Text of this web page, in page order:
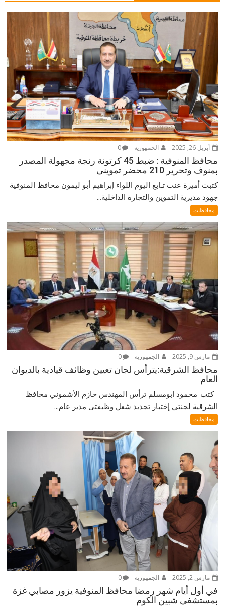
أبريل 26, 2025 الجمهورية 0
محافظ المنوفية : ضبط 45 كرتونة رنجة مجهولة المصدر
بمنوف وتحرير 210 محضر تموينى
كتبت أميرة عنب تـابع اليوم اللواء إبراهيم أبو ليمون محافظ المنوفية
جهود مديرية التموين والتجارة الداخلية...
محافظات
مارس 9, 2025 الجمهورية 0
محافظ الشرقية:يترأس لجان تعيين وظائف قيادية بالديوان
العام
كتب-محمود ابومسلم ترأس المهندس حازم الأشموني محافظ
الشرقية لجنتي إختبار تجديد شغل وظيفتى مدير عام...
محافظات
مارس 2, 2025 الجمهورية 0
في أول أيام شهر رمضا محافظ المنوفية يزور مصابي غزة
بمستشفى شبين الكوم